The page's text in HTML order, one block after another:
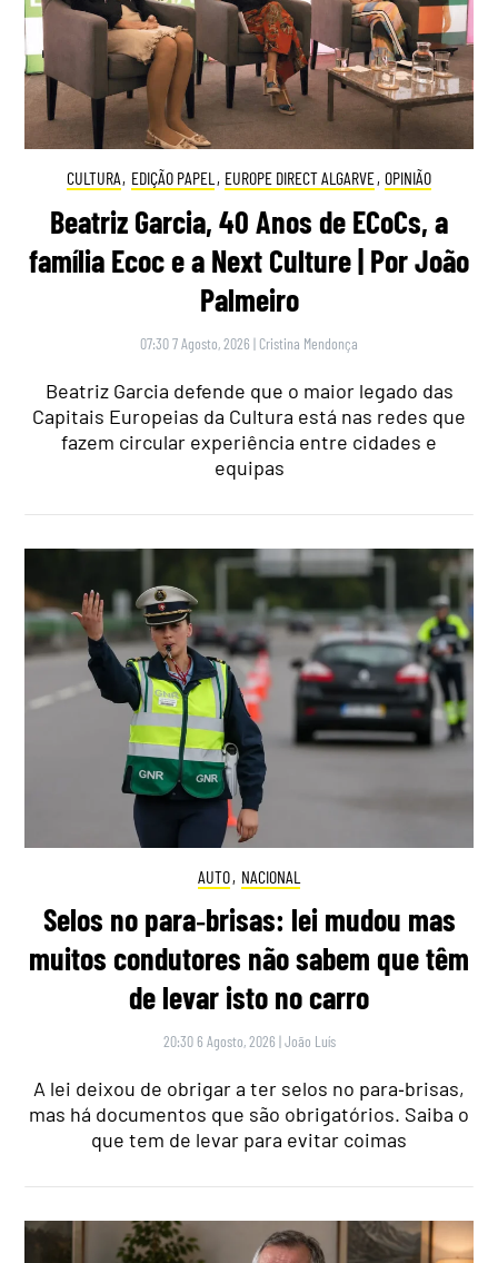
CULTURA, EDIÇÃO PAPEL , EUROPE DIRECT ALGARVE, OPINIÃO
Beatriz Garcia, 40 Anos de ECoCs, a
família Ecoc e a Next Culture | Por João
Palmeiro
07:30 7 Agosto, 2026 | Cristina Mendonça
Beatriz Garcia defende que o maior legado das
Capitais Europeias da Cultura está nas redes que
fazem circular experiência entre cidades e
equipas
AUTO, NACIONAL
Selos no para‑brisas: lei mudou mas
muitos condutores não sabem que têm
de levar isto no carro
20:30 6 Agosto, 2026 |João Luís
A lei deixou de obrigar a ter selos no para‑brisas,
mas há documentos que são obrigatórios. Saiba o
que tem de levar para evitar coimas